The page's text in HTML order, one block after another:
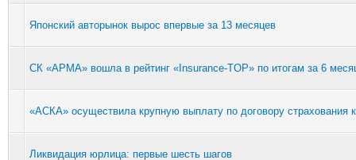
Японский авторынок вырос впервые за 13 месяцев
СК «АРМА» вошла в рейтинг «Insurance-TOP» по итогам за 6
«АСКА» осуществила крупную выплату по договору страхования
Ликвидация юрлица: первые шесть шагов